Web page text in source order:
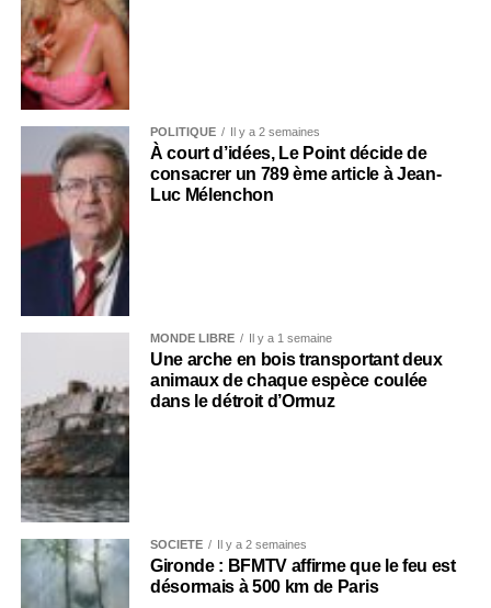
POLITIQUE Il y a 2 semaines
À court d’idées, Le Point décide de
consacrer un 789 ème article à Jean-
Luc Mélenchon
MONDE LIBRE Il y a 1 semaine
Une arche en bois transportant deux
animaux de chaque espèce coulée
dans le détroit d’Ormuz
SOCIÉTÉ Il y a 2 semaines
Gironde : BFMTV affirme que le feu est
désormais à 500 km de Paris